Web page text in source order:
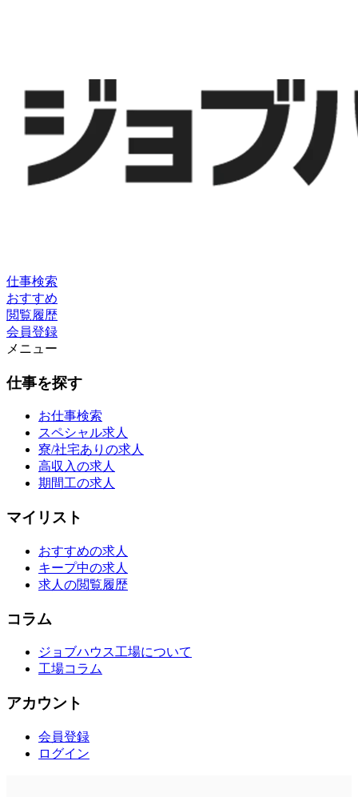
仕事検索
おすすめ
閲覧履歴
会員登録
メニュー
仕事を探す
お仕事検索
スペシャル求人
寮/社宅ありの求人
高収入の求人
期間工の求人
マイリスト
おすすめの求人
キープ中の求人
求人の閲覧履歴
コラム
ジョブハウス工場について
工場コラム
アカウント
会員登録
ログイン